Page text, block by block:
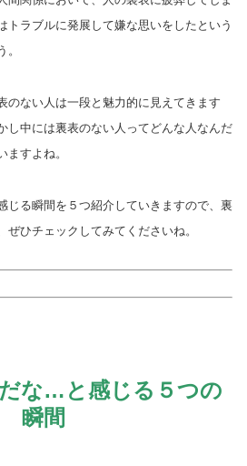
トラブルに発展して嫌な思いをしたという
のない人は一段と魅力的に見えてきます
し中には裏表のない人ってどんな人なんだ
すよね。
る瞬間を５つ紹介していきますので、裏
ひチェックしてみてくださいね。
な…と感じる５つの
瞬間